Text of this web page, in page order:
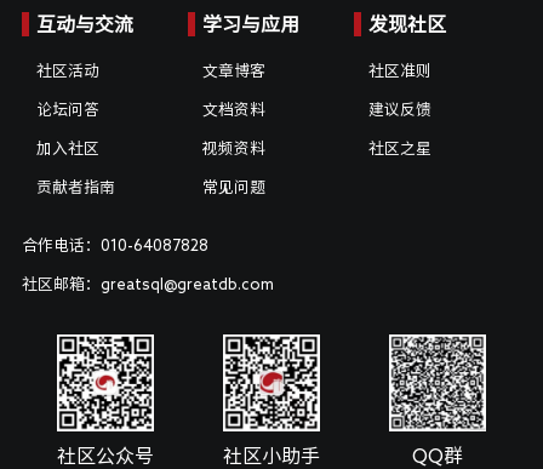
互动与交流
社区活动
论坛问答
加入社区
贡献者指南
学习与应用
文章博客
文档资料
视频资料
常见问题
发现社区
社区准则
建议反馈
社区之星
合作电话：010-64087828
社区邮箱：greatsql@greatdb.com
社区公众号 社区小助手 QQ群